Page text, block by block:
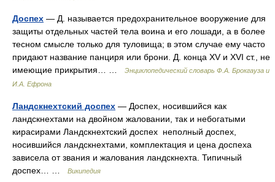
Доспех — Д. называется предохранительное вооружение для
защиты отдельных частей тела воина и его лошади, а в более
тесном смысле только для туловища; в этом случае ему часто
придают название панциря или брони. Д. конца XV и XVI ст., не
имеющие прикрытия… …
Энциклопедический словарь Ф.А. Брокгауза и
И.А. Ефрона
Ландскнехтский доспех — Доспех, носившийся как
ландскнехтами на двойном жаловании, так и небогатыми
кирасирами Ландскнехтский доспех неполный доспех,
носившийся ландскнехтами, комплектация и цена доспеха
зависела от звания и жалования ландскнехта. Типичный
доспех… …
Википедия